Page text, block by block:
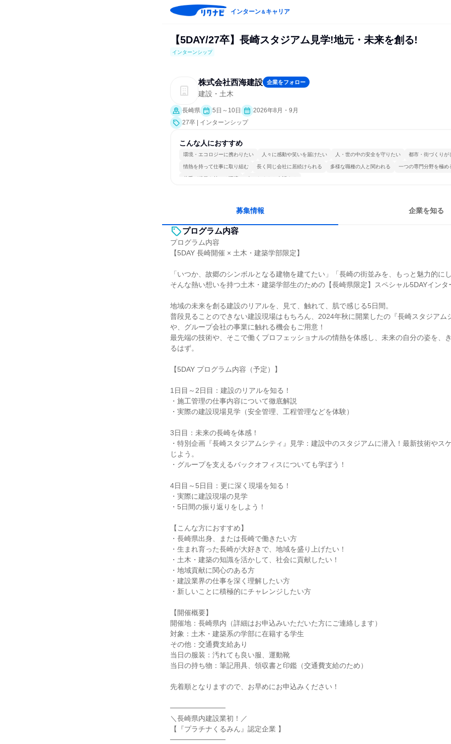
インターン＆キャリア
【5DAY/27卒】長崎スタジアム見学!地元・未来を創る!
インターンシップ
株式会社西海建設 企業をフォロー
建設・土木
長崎県 5日～10日
2026年8月・9月
27卒 | インターンシップ
こんな人におすすめ
環境・エコロジーに携わりたい 人々に感動や笑いを届けたい 人・世の中の安全を守りたい 都市・街づくりが
情熱を持って仕事に取り組む 長く同じ会社に居続けられる 多様な職種の人と関われる 一つの専門分野を極め
若手が裁量を持てる環境 人とたくさん会話する
募集情報 企業を知る
プログラム内容
プログラム内容
【5DAY 長崎開催 × 土木・建築学部限定】
「いつか、故郷のシンボルとなる建物を建てたい」「長崎の街並みを、もっと魅力的にし
そんな熱い想いを持つ土木・建築学部生のための【長崎県限定】スペシャル5DAYインタ
地域の未来を創る建設のリアルを、見て、触れて、肌で感じる5日間。
普段見ることのできない建設現場はもちろん、2024年秋に開業したの『長崎スタジアム
や、グループ会社の事業に触れる機会もご用意！
最先端の技術や、そこで働くプロフェッショナルの情熱を体感し、未来の自分の姿を、
るはず。
【5DAY プログラム内容（予定）】
1日目～2日目：建設のリアルを知る！
・施工管理の仕事内容について徹底解説
・実際の建設現場見学（安全管理、工程管理などを体験）
3日目：未来の長崎を体感！
・特別企画『長崎スタジアムシティ』見学：建設中のスタジアムに潜入！最新技術やス
じよう。
・グループを支えるバックオフィスについても学ぼう！
4日目～5日目：更に深く現場を知る！
・実際に建設現場の見学
・5日間の振り返りをしよう！
【こんな方におすすめ】
・長崎県出身、または長崎で働きたい方
・生まれ育った長崎が大好きで、地域を盛り上げたい！
・土木・建築の知識を活かして、社会に貢献したい！
・地域貢献に関心のある方
・建設業界の仕事を深く理解したい方
・新しいことに積極的にチャレンジしたい方
【開催概要】
開催地：長崎県内（詳細はお申込みいただいた方にご連絡します）
対象：土木・建築系の学部に在籍する学生
その他：交通費支給あり
当日の服装：汚れても良い服、運動靴
当日の持ち物：筆記用具、領収書と印鑑（交通費支給のため）
先着順となりますので、お早めにお申込みください！
───────────
＼長崎県内建設業初！／
【『プラチナくるみん』認定企業 】
───────────